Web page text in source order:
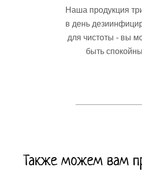
Наша продукция
в день
для чистоты - вы
быть спокойны
Также можем вам